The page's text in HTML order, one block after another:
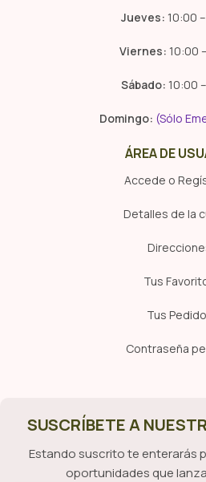
Jueves: 10:00
Viernes: 10:00
Sábado: 10:00
Domingo: (Sólo
ÁREA DE
Accede o
Detalles de la
Tus
Tus
Contraseña
SUSCRÍBETE A
Estando suscrito te enterarás
oportunidades que